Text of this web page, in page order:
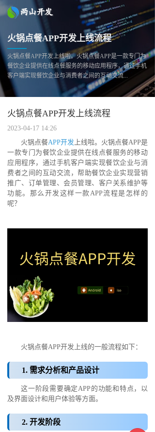
火锅点餐APP开发上线流程
火锅点餐APP开发上线啦。火锅点餐APP是一款专门为
餐饮企业提供在线点餐服务的移动应用程序，通过手机
客户端实现餐饮企业与消费者之间的互动交流...
火锅点餐APP开发上线流程
2023-04-17 14:26
火锅点餐APP开发 上线啦。火锅点餐APP是
一款专门为餐饮企业提供在线点餐服务的移动
应用程序，通过手机客户端实现餐饮企业与消
费者之间的互动交流，帮助餐饮企业实现营销
推广、订单管理、会员管理、客户关系维护等
功能。那么开发这样一款APP流程是怎样的
呢？
火锅点餐APP开发上线的一般流程如下：
1. 需求分析和产品设计
这一阶段需要确定APP的功能和特点，以
及界面设计和用户体验等方面。
2. 开发阶段